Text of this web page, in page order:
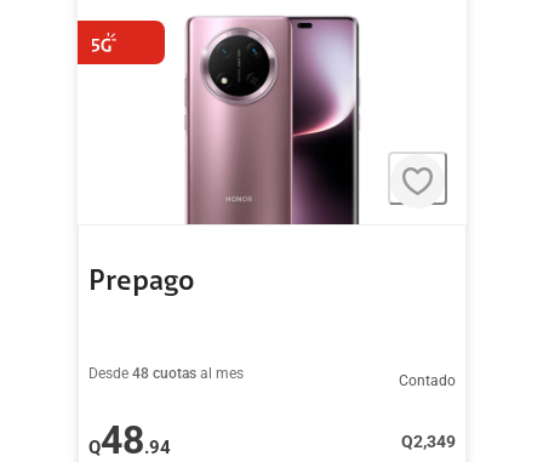
Prepago
Desde 48 cuotas al mes
Q48.94
Contado
Q2,349